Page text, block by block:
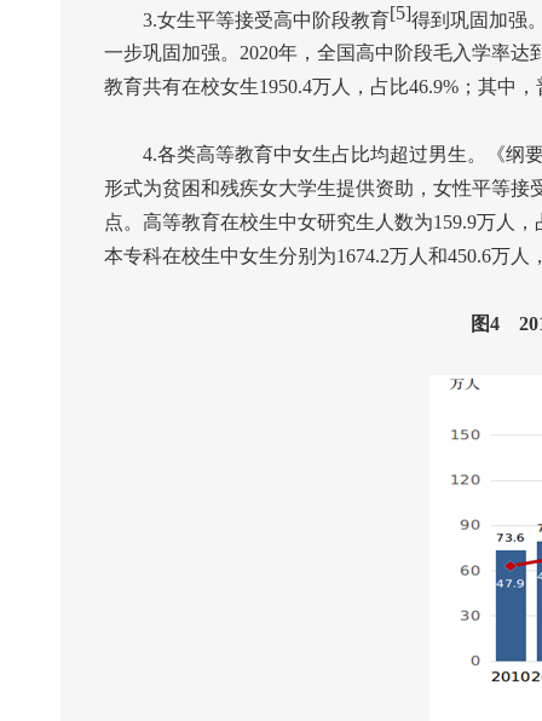
3. 女生平等接受高中阶段教育[5]得到巩固加强
一步巩固加强。 2020年，全国高中阶段毛入学率达
教育共有在校女生1950.4万人，占比46.9% ；其中
4.各类高等教育中女生占比均超过男生。《纲
形式为贫困和残疾女大学生提供资助，女性平等接
点。高等教育在校生中女研究生人数为159.9万人，
本专科在校生中女生分别为1674.2万人和450.6万人
图4